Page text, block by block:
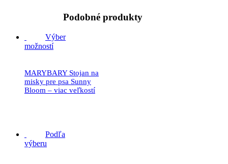
Podobné produkty
Výber
možností
MARYBARY Stojan na
misky pre psa Sunny
Bloom – viac veľkostí
Podľa
výberu